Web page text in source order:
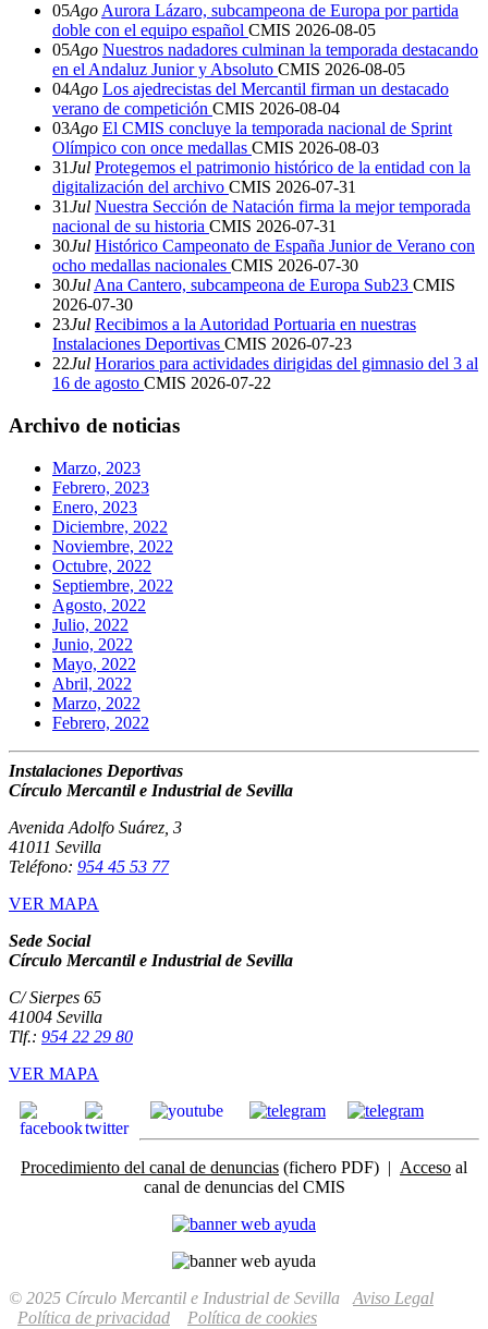
05Ago Aurora Lázaro, subcampeona de Europa por partida
doble con el equipo español CMIS 2026-08-05
05Ago Nuestros nadadores culminan la temporada destacando
en el Andaluz Junior y Absoluto CMIS 2026-08-05
04Ago Los ajedrecistas del Mercantil firman un destacado
verano de competición CMIS 2026-08-04
03Ago El CMIS concluye la temporada nacional de Sprint
Olímpico con once medallas CMIS 2026-08-03
31Jul Protegemos el patrimonio histórico de la entidad con la
digitalización del archivo CMIS 2026-07-31
31Jul Nuestra Sección de Natación firma la mejor temporada
nacional de su historia CMIS 2026-07-31
30Jul Histórico Campeonato de España Junior de Verano con
ocho medallas nacionales CMIS 2026-07-30
30Jul Ana Cantero, subcampeona de Europa Sub23 CMIS
2026-07-30
23Jul Recibimos a la Autoridad Portuaria en nuestras
Instalaciones Deportivas CMIS 2026-07-23
22Jul Horarios para actividades dirigidas del gimnasio del 3 al
16 de agosto CMIS 2026-07-22
Archivo de noticias
Marzo, 2023
Febrero, 2023
Enero, 2023
Diciembre, 2022
Noviembre, 2022
Octubre, 2022
Septiembre, 2022
Agosto, 2022
Julio, 2022
Junio, 2022
Mayo, 2022
Abril, 2022
Marzo, 2022
Febrero, 2022
Instalaciones Deportivas
Círculo Mercantil e Industrial de Sevilla
Avenida Adolfo Suárez, 3
41011 Sevilla
Teléfono: 954 45 53 77
VER MAPA
Sede Social
Círculo Mercantil e Industrial de Sevilla
C/ Sierpes 65
41004 Sevilla
Tlf.: 954 22 29 80
VER MAPA
Procedimiento del canal de denuncias (fichero PDF) | Acceso al
canal de denuncias del CMIS
© 2025 Círculo Mercantil e Industrial de Sevilla Aviso Legal
Política de privacidad
Política de cookies